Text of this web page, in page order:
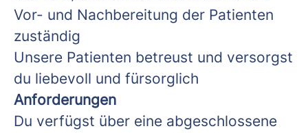
Vor- und Nachbereitung der Patienten
zuständig
Unsere Patienten betreust und versorgst
du liebevoll und fürsorglich
Anforderungen
Du verfügst über eine abgeschlossene